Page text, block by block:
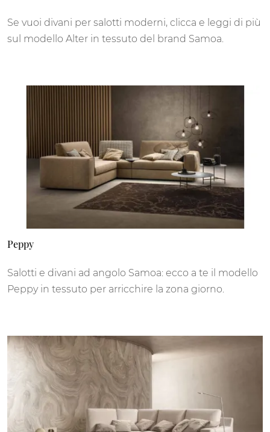
Se vuoi divani per salotti moderni, clicca e leggi di più
sul modello Alter in tessuto del brand Samoa.
Peppy
Salotti e divani ad angolo Samoa: ecco a te il modello
Peppy in tessuto per arricchire la zona giorno.